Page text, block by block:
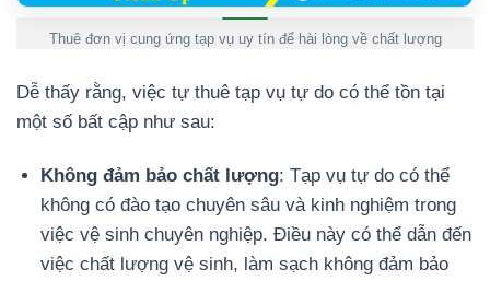
Thuê đơn vị cung ứng tạp vụ uy tín để hài lòng về chất lượng
Dễ thấy rằng, việc tự thuê tạp vụ tự do có thể tồn tại
một số bất cập như sau:
Không đảm bảo chất lượng: Tạp vụ tự do có thể
không có đào tạo chuyên sâu và kinh nghiệm trong
việc vệ sinh chuyên nghiệp. Điều này có thể dẫn đến
việc chất lượng vệ sinh, làm sạch không đảm bảo